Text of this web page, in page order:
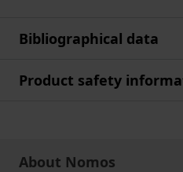
Bibliographical data
Product safety
About Nomos